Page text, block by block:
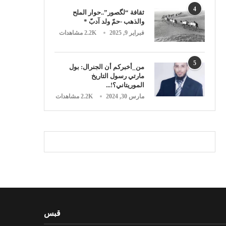
4
ثقافة “لگصور”..حوار الملح
والذهب -حمّ ولد آدبّ *
فبراير 9, 2025 2.2K مشاهدات
5
من_أخبركم أن الجنرال: بول
مارتي رسول التاريخ
الموريتاني؟!...
مارس 30, 2024 2.2K مشاهدات
قبس